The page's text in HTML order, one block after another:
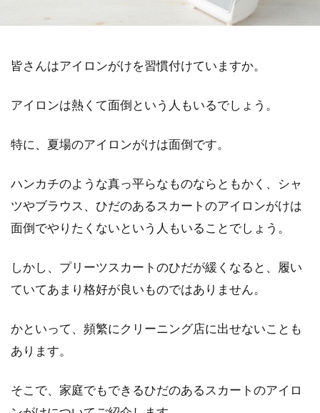
皆さんはアイロンがけを習慣付けていますか。
アイロンは熱くて面倒という人もいるでしょう。
特に、夏場のアイロンがけは面倒です。
ハンカチのような真っ平らなものならともかく、シャ
ツやブラウス、ひだのあるスカートのアイロンがけは
面倒でやりたくないという人もいることでしょう。
しかし、プリーツスカートのひだが緩くなると、履い
ていてあまり格好が良いものではありません。
かといって、頻繁にクリーニング店に出せないことも
あります。
そこで、家庭でもできるひだのあるスカートのアイロ